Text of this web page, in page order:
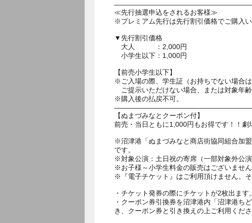
――――――――――――――――――――
≪先行抽選申込をされるお客様≫
※プレミアム先行は先行割引価格でご購入い
▼先行割引価格
大人 ：2,000円
小学生以下：1,000円
【前売小学生以下】
※ご入場の際、学生証（お持ちでない場合
ご提示いただけない場合、または対象年
※購入後の払戻不可。
――――――――――――――――――――
【ぬまづみなとクーポン付】
前売・当日ともに1,000円もお得です！！
※沼津港「ぬまづみなと商店街協同組合加
です。
※対象公演：土日祝の寄席（一部対象外公演
※お子様～小学生料金の販売はございません
※『電子チケット』はご利用頂けません。
・チケット発券の際にチケットが2枚出ま
・クーポン券引換券を沼津港内「沼津港
き、クーポン券と引き換えの上ご利用くだ